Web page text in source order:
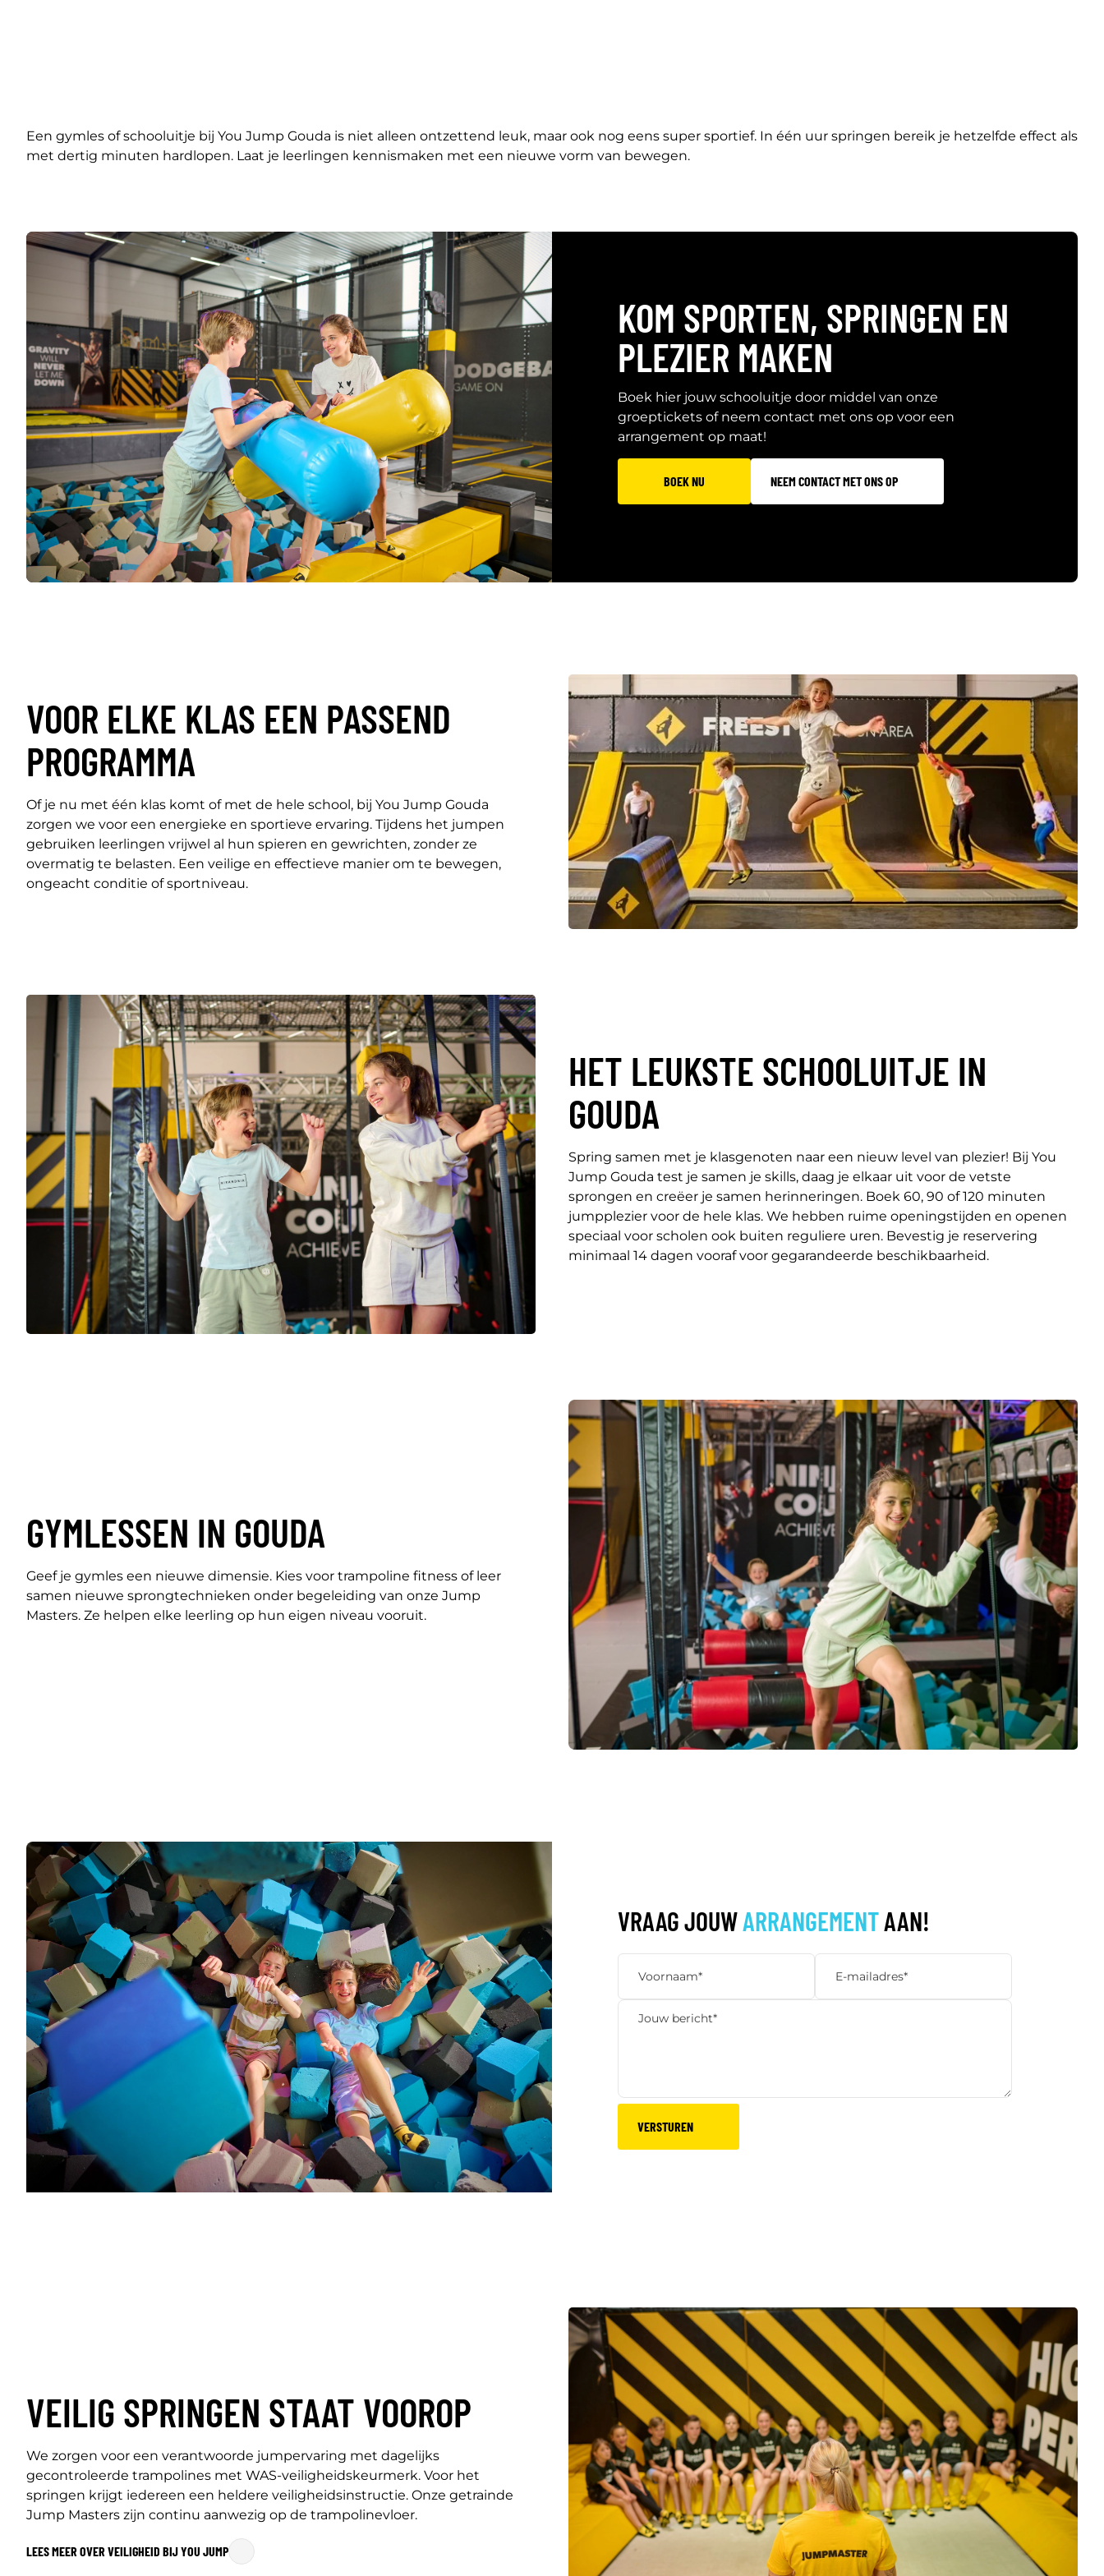
Een gymles of schooluitje bij You Jump Gouda is niet alleen ontzettend leuk, maar ook nog eens super sportief. In één uur springen bereik je hetzelfde effect als
met dertig minuten hardlopen. Laat je leerlingen kennismaken met een nieuwe vorm van bewegen.
KOM SPORTEN, SPRINGEN EN
PLEZIER MAKEN
Boek hier jouw schooluitje door middel van onze
groeptickets of neem contact met ons op voor een
arrangement op maat!
BOEK NU NEEM CONTACT MET ONS OP
VOOR ELKE KLAS EEN PASSEND
PROGRAMMA
Of je nu met één klas komt of met de hele school, bij You Jump Gouda
zorgen we voor een energieke en sportieve ervaring. Tijdens het jumpen
gebruiken leerlingen vrijwel al hun spieren en gewrichten, zonder ze
overmatig te belasten. Een veilige en effectieve manier om te bewegen,
ongeacht conditie of sportniveau.
HET LEUKSTE SCHOOLUITJE IN
GOUDA
Spring samen met je klasgenoten naar een nieuw level van plezier! Bij You
Jump Gouda test je samen je skills, daag je elkaar uit voor de vetste
sprongen en creëer je samen herinneringen. Boek 60, 90 of 120 minuten
jumpplezier voor de hele klas. We hebben ruime openingstijden en openen
speciaal voor scholen ook buiten reguliere uren. Bevestig je reservering
minimaal 14 dagen vooraf voor gegarandeerde beschikbaarheid.
GYMLESSEN IN GOUDA
Geef je gymles een nieuwe dimensie. Kies voor trampoline fitness of leer
samen nieuwe sprongtechnieken onder begeleiding van onze Jump
Masters. Ze helpen elke leerling op hun eigen niveau vooruit.
VRAAG JOUWARRANGEMENTAAN!
VERSTUREN
VEILIG SPRINGEN STAAT VOOROP
We zorgen voor een verantwoorde jumpervaring met dagelijks
gecontroleerde trampolines met WAS-veiligheidskeurmerk. Voor het
springen krijgt iedereen een heldere veiligheidsinstructie. Onze getrainde
Jump Masters zijn continu aanwezig op de trampolinevloer.
LEES MEER OVER VEILIGHEID BIJ YOU JUMP